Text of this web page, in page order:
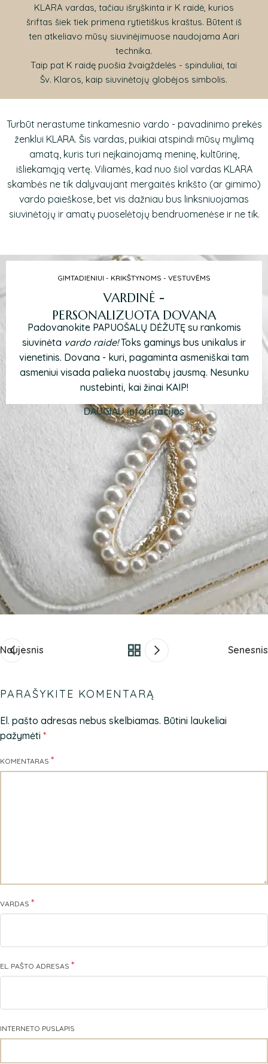
KLARA vardas, tačiau išryškinta ir K raidė, kurios
šriftas šiek tiek primena rytietiškus kraštus. Būtent iš
ten atkeliavo mūsų siuvinėjimuose naudojama Aari
technika.
Taip pat K raidę puošia žvaigždelės - spinduliai, tai
Šv. Klaros, kaip siuvinėtojų globėjos simbolis.
Turbūt nerastume tinkamesnio vardo - pavadinimo prekės
ženklui KLARA. Šis vardas, puikiai atspindi mūsų mylimą
amatą, kuris turi neįkainojamą meninę, kultūrinę,
išliekamąją vertę. Viliamės, kad nuo šiol vardas KLARA
skambės ne tik dalyvaujant mergaitės krikšto (ar gimimo)
vardo paieškose, bet vis dažniau bus linksniuojamas
siuvinėtojų ir amatų puoselėtojų bendruomenėse ir ne tik.
GIMTADIENIUI - KRIKŠTYNOMS - VESTUVĖMS
VARDINĖ -
PERSONALIZUOTA DOVANA
Padovanokite PAPUOŠALŲ DĖŽUTĘ su rankomis
siuvinėta vardo raide!Toks gaminys bus unikalus ir
vienetinis. Dovana - kuri, pagaminta asmeniškai tam
asmeniui visada palieka nuostabų jausmą. Nesunku
nustebinti, kai žinai KAIP!
DAUGIAU informacijos
Naujesnis Senesnis
PARAŠYKITE KOMENTARĄ
El. pašto adresas nebus skelbiamas. Būtini laukeliai
pažymėti *
KOMENTARAS *
VARDAS *
EL. PAŠTO ADRESAS *
INTERNETO PUSLAPIS